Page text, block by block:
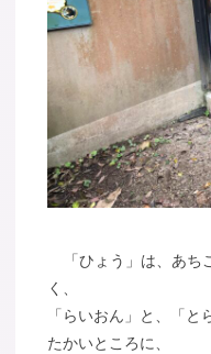
「ひょう」は、あ
く、
「らいおん」と、「と
たかいところに、